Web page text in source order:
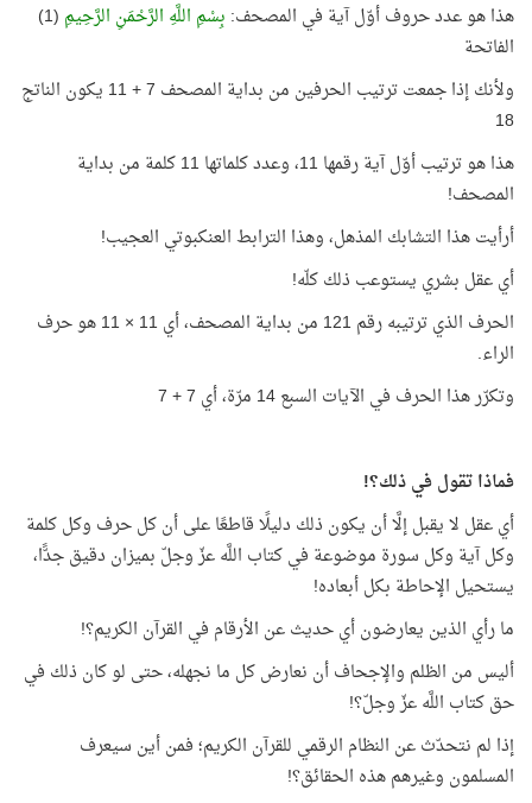
هذا هو عدد حروف أوّل آية في المصحف: بِسْمِ اللَّهِ الرَّحْمَنِ الرَّحِيمِ
(1)
الفاتحة
ولأنك إذا جمعت ترتيب الحرفين من بداية المصحف 7 + 11 يكون الناتج
18
هذا هو ترتيب أوّل آية رقمها 11، وعدد كلماتها 11 كلمة من بداية
المصحف!
أرأيت هذا التشابك المذهل، وهذا الترابط العنكبوتي العجيب!
أي عقل بشري يستوعب ذلك كلّه!
الحرف الذي ترتيبه رقم 121 من بداية المصحف، أي 11 × 11 هو حرف
الراء.
وتكرّر هذا الحرف في الآيات السبع 14 مرّة، أي 7 + 7
فماذا تقول في ذلك؟!
أي عقل لا يقبل إلَّا أن يكون ذلك دليلًا قاطعًا على أن كل حرف وكل كلمة
وكل آية وكل سورة موضوعة في كتاب اللَّه عزّ وجلّ بميزان دقيق جدًّا،
يستحيل الإحاطة بكل أبعاده!
ما رأي الذين يعارضون أي حديث عن الأرقام في القرآن الكريم؟!
أليس من الظلم والإجحاف أن نعارض كل ما نجهله، حتى لو كان ذلك في
حق كتاب اللَّه عزّ وجلّ؟!
إذا لم نتحدّث عن النظام الرقمي للقرآن الكريم؛ فمن أين سيعرف
المسلمون وغيرهم هذه الحقائق؟!